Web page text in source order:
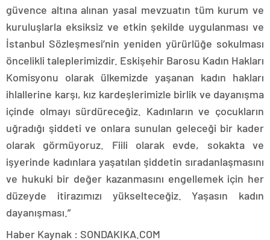
güvence altına alınan yasal mevzuatın tüm kurum ve
kuruluşlarla eksiksiz ve etkin şekilde uygulanması ve
İstanbul Sözleşmesi’nin yeniden yürürlüğe sokulması
öncelikli taleplerimizdir. Eskişehir Barosu Kadın Hakları
Komisyonu olarak ülkemizde yaşanan kadın hakları
ihlallerine karşı, kız kardeşlerimizle birlik ve dayanışma
içinde olmayı sürdüreceğiz. Kadınların ve çocukların
uğradığı şiddeti ve onlara sunulan geleceği bir kader
olarak görmüyoruz. Fiili olarak evde, sokakta ve
işyerinde kadınlara yaşatılan şiddetin sıradanlaşmasını
ve hukuki bir değer kazanmasını engellemek için her
düzeyde itirazımızı yükselteceğiz. Yaşasın kadın
dayanışması.”
Haber Kaynak : SONDAKIKA.COM